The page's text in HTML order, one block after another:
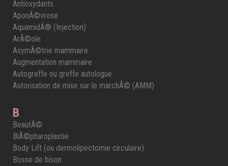
Antioxydants
AponÃ©vrose
AquamidÂ® (Injection)
ArÃ©ole
AsymÃ©trie mammaire
Augmentation mammaire
Autogreffe ou greffe autologue
Autorisation de mise sur le marchÃ© (AMM)
B
BeautÃ©
BlÃ©pharoplastie
Body Lift (ou dermolipectomie circulaire)
Bosse de bison